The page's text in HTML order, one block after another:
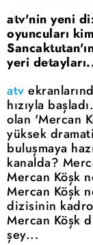
atv'nin yeni
oyuncuları
yeri
atv
hızıyla
olan 'Mercan
yüksek
buluşmaya
kanalda?
Mercan Köşk
Mercan Köşk
dizisinin
Mercan Köşk
şey...